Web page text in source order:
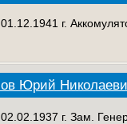
г.
Юрий
г. Зам.